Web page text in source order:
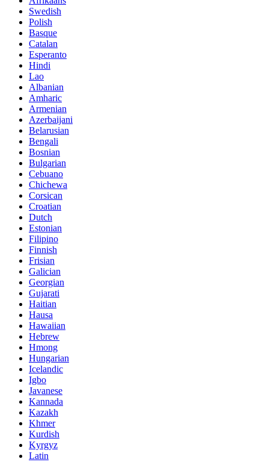
Swedish
Polish
Basque
Catalan
Esperanto
Hindi
Lao
Albanian
Amharic
Armenian
Azerbaijani
Belarusian
Bengali
Bosnian
Bulgarian
Cebuano
Chichewa
Corsican
Croatian
Dutch
Estonian
Filipino
Finnish
Frisian
Galician
Georgian
Gujarati
Haitian
Hausa
Hawaiian
Hebrew
Hmong
Hungarian
Icelandic
Igbo
Javanese
Kannada
Kazakh
Khmer
Kurdish
Kyrgyz
Latin